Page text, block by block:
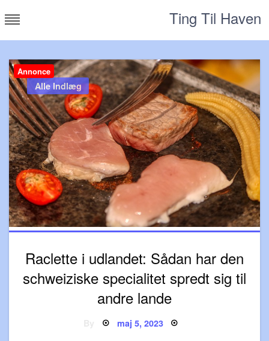
to
Ting Til Haven
Annonce
Alle Indlæg
Raclette i udlandet: Sådan har den
schweiziske specialitet spredt sig til
andre lande
Posted
on
maj 5, 2023